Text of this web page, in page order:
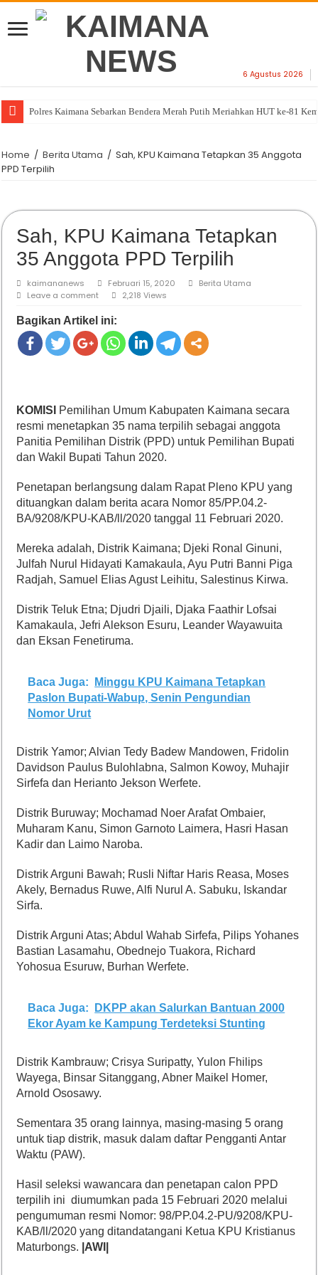
6 Agustus 2026
Polres Kaimana Sebarkan Bendera Merah Putih Meriahkan HUT ke-81
Home / Berita Utama / Sah, KPU Kaimana Tetapkan 35 Anggota
PPD Terpilih
Sah, KPU Kaimana Tetapkan
35 Anggota PPD Terpilih
kaimananews Februari 15, 2020
Berita Utama
Leave a comment
2,218 Views
Bagikan Artikel ini:
KOMISI
Pemilihan Umum Kabupaten Kaimana secara
resmi menetapkan 35 nama terpilih sebagai anggota
Panitia Pemilihan Distrik (PPD) untuk Pemilihan Bupati
dan Wakil Bupati Tahun 2020.
Penetapan berlangsung dalam Rapat Pleno KPU yang
dituangkan dalam berita acara Nomor 85/PP.04.2-
BA/9208/KPU-KAB/ll/2020 tanggal 11 Februari 2020.
Mereka adalah, Distrik Kaimana; Djeki Ronal Ginuni,
Julfah Nurul Hidayati Kamakaula, Ayu Putri Banni Piga
Radjah, Samuel Elias Agust Leihitu, Salestinus Kirwa.
Distrik Teluk Etna; Djudri Djaili, Djaka Faathir Lofsai
Kamakaula, Jefri Alekson Esuru, Leander Wayawuita
dan Eksan Fenetiruma.
Baca Juga:
Minggu KPU Kaimana Tetapkan
Paslon Bupati-Wabup, Senin Pengundian
Nomor Urut
Distrik Yamor; Alvian Tedy Badew Mandowen, Fridolin
Davidson Paulus Bulohlabna, Salmon Kowoy, Muhajir
Sirfefa dan Herianto Jekson Werfete.
Distrik Buruway; Mochamad Noer Arafat Ombaier,
Muharam Kanu, Simon Garnoto Laimera, Hasri Hasan
Kadir dan Laimo Naroba.
Distrik Arguni Bawah; Rusli Niftar Haris Reasa, Moses
Akely, Bernadus Ruwe, Alfi Nurul A. Sabuku, Iskandar
Sirfa.
Distrik Arguni Atas; Abdul Wahab Sirfefa, Pilips Yohanes
Bastian Lasamahu, Obednejo Tuakora, Richard
Yohosua Esuruw, Burhan Werfete.
Baca Juga:
DKPP akan Salurkan Bantuan 2000
Ekor Ayam ke Kampung Terdeteksi Stunting
Distrik Kambrauw; Crisya Suripatty, Yulon Fhilips
Wayega, Binsar Sitanggang, Abner Maikel Homer,
Arnold Ososawy.
Sementara 35 orang lainnya, masing-masing 5 orang
untuk tiap distrik, masuk dalam daftar Pengganti Antar
Waktu (PAW).
Hasil seleksi wawancara dan penetapan calon PPD
terpilih ini diumumkan pada 15 Februari 2020 melalui
pengumuman resmi Nomor: 98/PP.04.2-PU/9208/KPU-
KAB/ll/2020 yang ditandatangani Ketua KPU Kristianus
Maturbongs. |AWI|